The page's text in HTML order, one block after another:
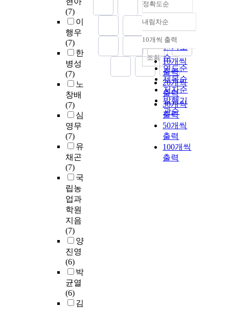
(7)
이
행우
(7)
한
병성
(7)
노
창배
(7)
심
영무
(7)
유
채곤
(7)
국
립농
업과
학원
지음
(7)
양
진영
(6)
박
균열
(6)
김
정확도순
정확도
순
인기도
순
연도순
제목순
저자순
발행기
관순
내림차순
내림차순
10개씩 출력
10개씩
출력
20개씩
출력
30개씩
출력
50개씩
출력
100개씩
출력
조회